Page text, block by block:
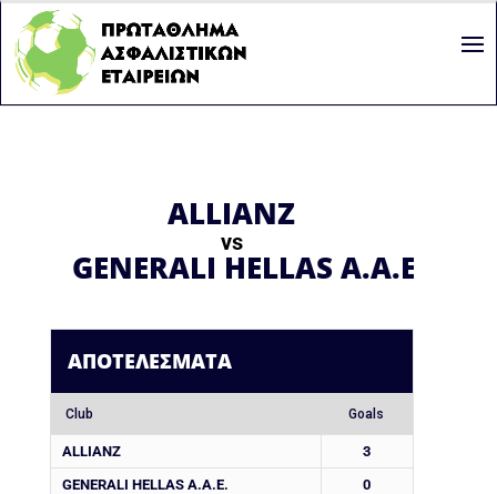
ALLIANZ
vs
GENERALI HELLAS A.A.E.
ΑΠΟΤΕΛΈΣΜΑΤΑ
Club Goals
ALLIANZ
3
GENERALI HELLAS A.A.E.
0